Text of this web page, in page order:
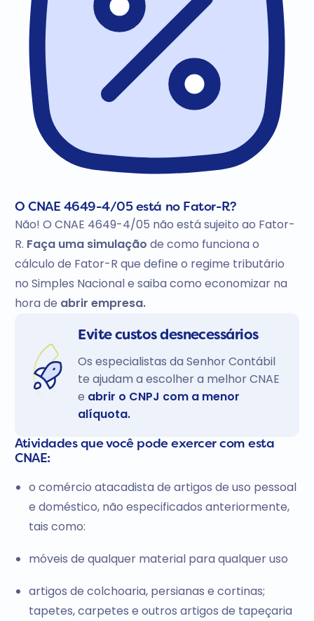
O CNAE 4649-4/05 está no Fator-R?
Não! O CNAE 4649-4/05 não está sujeito ao Fator-
R. Faça uma simulação de como funciona o
cálculo de Fator-R que define o regime tributário
no Simples Nacional e saiba como economizar na
hora de abrir empresa.
Evite custos desnecessários
Os especialistas da Senhor Contábil
te ajudam a escolher a melhor CNAE
e abrir o CNPJ com a menor
alíquota.
Atividades que você pode exercer com esta
CNAE:
o comércio atacadista de artigos de uso pessoal
e doméstico, não especificados anteriormente,
tais como:
móveis de qualquer material para qualquer uso
artigos de colchoaria, persianas e cortinas;
tapetes, carpetes e outros artigos de tapeçaria